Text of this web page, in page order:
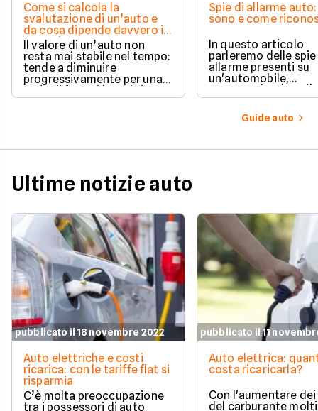
Come si calcola la
svalutazione di un’auto e
da cosa dipende davvero il
suo valore
Il valore di un’auto non
resta mai stabile nel tempo:
tende a diminuire
progressivamente per una
all’utilizzo quotidiano sia
Spie di allarme
sono e come
In questo articolo
parleremo delle
allarme presenti su
un'automobile,
significato una per
questo modo sarà
sapere quale
in ogni situazione.
Guide auto
Ultime notizie auto
pubblicato il 18 novembre 2022
Auto elettriche e costi
ricarica: con le tariffe flat si
risparmia
C’è molta preoccupazione
tra i possessori di auto
pubblicato il 11
Auto elettrica:
costa ricaricarla?
Con l'aumentare
del carburante molti